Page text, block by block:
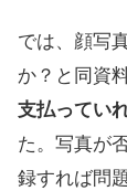
では、顔写
か？と同資
支払ってい
た。写真が
録すれば問